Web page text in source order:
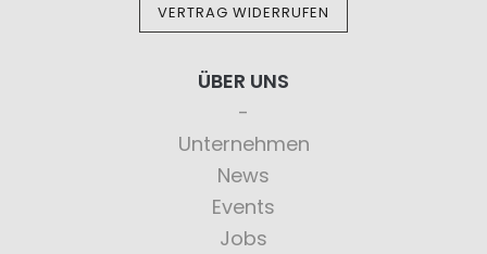
VERTRAG WIDERRUFEN
ÜBER UNS
Unternehmen
News
Events
Jobs